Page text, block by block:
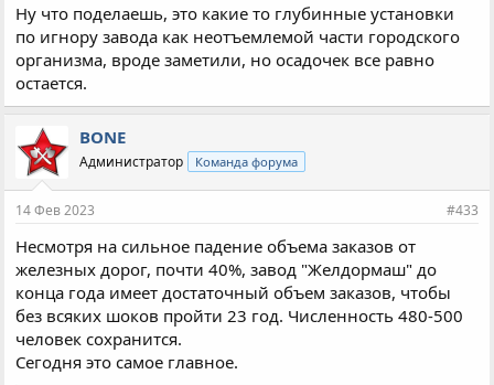
Ну что поделаешь, это какие то глубинные установки
по игнору завода как неотъемлемой части городского
организма, вроде заметили, но осадочек все равно
остается.
BONE
Администратор Команда форума
14 Фев 2023 #433
Несмотря на сильное падение объема заказов от
железных дорог, почти 40%, завод "Желдормаш" до
конца года имеет достаточный объем заказов, чтобы
без всяких шоков пройти 23 год. Численность 480-500
человек сохранится.
Сегодня это самое главное.